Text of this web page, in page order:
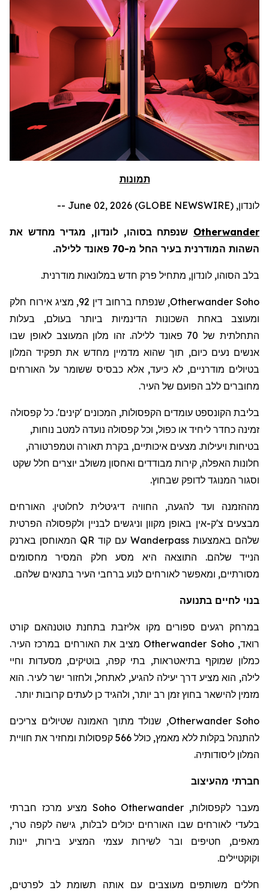
תמונות
לונדון, June 02, 2026 (GLOBE NEWSWIRE) --
Otherwander שנפתח בסוהו, לונדון, מגדיר מחדש את
השהות המודרנית בעיר החל מ-70 פאונד ללילה.
בלב הסוהו, לונדון, מתחיל פרק חדש במלונאות מודרנית.
Otherwander Soho
, שנפתח ברחוב דין 92, מציג אירוח חלק
ומעוצב באחת השכונות הדינמיות ביותר בעולם, בעלות
התחלתית של 70 פאונד ללילה. זהו מלון המעוצב לאופן שבו
אנשים נעים כיום, תוך שהוא מדמיין מחדש את תפקיד המלון
בטיולים מודרניים, לא כיעד, אלא כבסיס ששומר על האורחים
מחוברים ללב הפועם של העיר.
בליבת הקונספט עומדים הקפסולות, המכונים 'קינים'. כל קפסולה
זמינה כחדר ליחיד או כפול, וכל קפסולה נועדה למטב נוחות,
בטיחות ויעילות. מצעים איכותיים, בקרת תאורה וטמפרטורה,
חלונות האפלה, קירות מבודדים ואחסון משולב יוצרים חלל שקט
וסגור המנוגד לדופק שבחוץ.
מההזמנה ועד להגעה, החוויה דיגיטלית לחלוטין. האורחים
מבצעים צ'ק-אין באופן מקוון וניגשים לבניין ולקפסולה הפרטית
שלהם באמצעות Wanderpass עם קוד QR המאוחסן בארנק
הנייד שלהם. התוצאה היא מסע חלק המסיר מחסומים
מסורתיים, ומאפשר לאורחים לנוע ברחבי העיר בתנאים שלהם.
בנוי לחיים בתנועה
במרחק רגעים ספורים מקו אליזבת בתחנת טוטנהאם קורט
רואד,
Otherwander Soho מציב את האורחים במרכז העיר.
כמלון שמוקף בתיאטראות, בתי קפה, בוטיקים, מסעדות וחיי
לילה, הוא מציע דרך יעילה להגיע, לאתחל, ולחזור ישר לעיר. הוא
מזמין להישאר בחוץ זמן רב יותר, ולהגיד כן לעתים קרובות יותר.
Otherwander Soho, שנולד מתוך האמונה שטיולים צריכים
להתנהל בקלות ללא מאמץ, כולל 566 קפסולות ומחזיר את חוויית
המלון ליסודותיה.
חברתי מהעיצוב
מעבר לקפסולות, Otherwander
Soho מציע מרכז חברתי
בלעדי לאורחים שבו האורחים יכולים לבלות, גישה לקפה טרי,
מאפים, חטיפים ובר לשירות עצמי המציע בירות, יינות
וקוקטיילים.
חללים משותפים מעוצבים עם אותה תשומת לב לפרטים,